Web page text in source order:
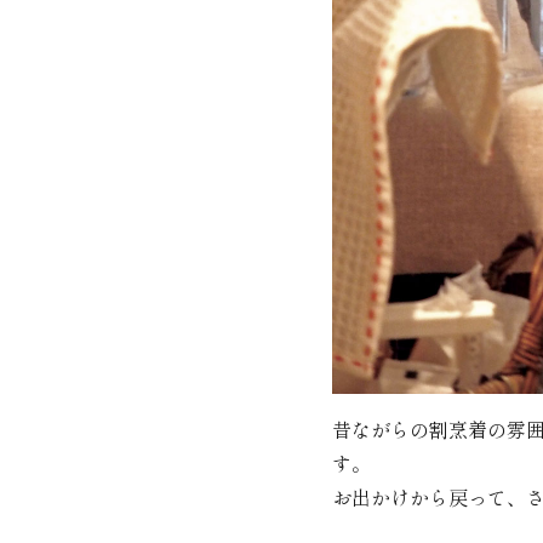
昔ながらの割烹着の雰
す。
お出かけから戻って、